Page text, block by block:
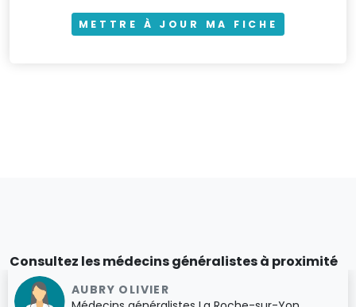
METTRE À JOUR MA FICHE
Consultez les médecins généralistes à proximité
AUBRY OLIVIER